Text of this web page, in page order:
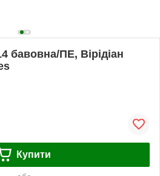
бавовна/ПЕ, Вірідіан
Купити